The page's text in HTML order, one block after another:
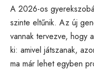
A 2026-os
szinte eltűnik. Az új
vannak tervezve, hogy
ki: amivel játszanak,
ma már lehet egyben